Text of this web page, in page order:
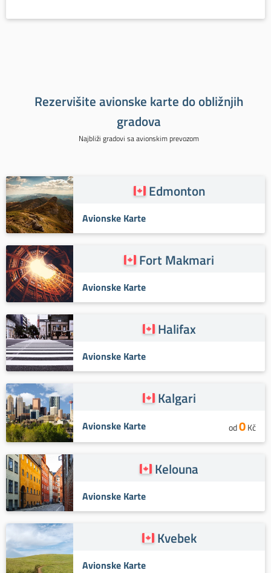
Rezervišite avionske karte do obližnjih
gradova
Najbliži gradovi sa avionskim prevozom
Edmonton
Avionske Karte
Fort Makmari
Avionske Karte
Halifax
Avionske Karte
Kalgari
Avionske Karte od0Kč
Kelouna
Avionske Karte
Kvebek
Avionske Karte